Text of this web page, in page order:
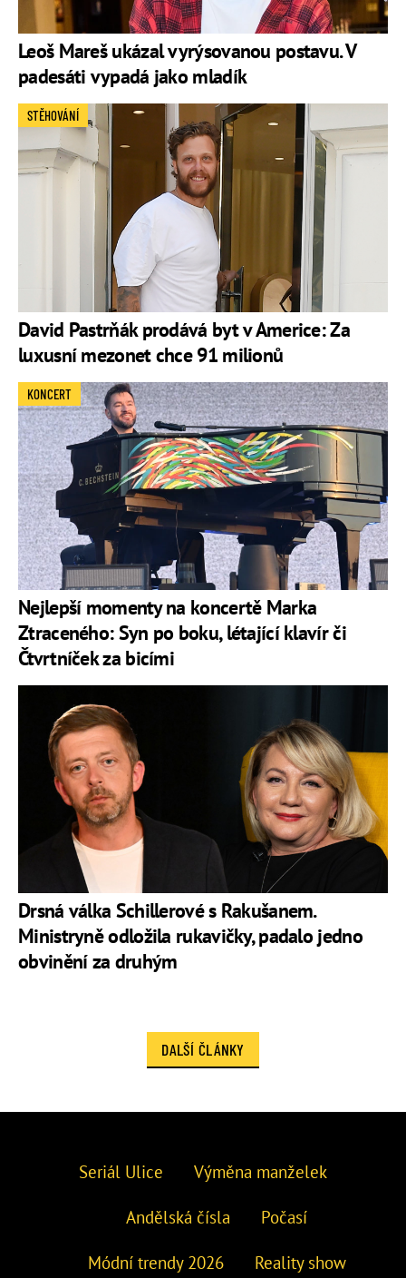
Leoš Mareš ukázal vyrýsovanou postavu. V
padesáti vypadá jako mladík
David Pastrňák prodává byt v Americe: Za
luxusní mezonet chce 91 milionů
STĚHOVÁNÍ
Nejlepší momenty na koncertě Marka
Ztraceného: Syn po boku, létající klavír či
Čtvrtníček za bicími
KONCERT
Drsná válka Schillerové s Rakušanem.
Ministryně odložila rukavičky, padalo jedno
obvinění za druhým
DALŠÍ ČLÁNKY
Seriál Ulice Výměna manželek
Andělská čísla Počasí
Módní trendy 2026 Reality show